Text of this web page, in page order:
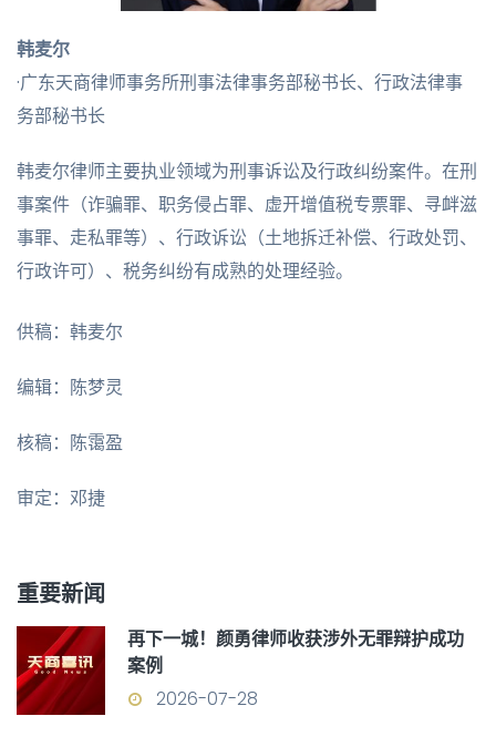
韩麦尔
·广东天商律师事务所刑事法律事务部秘书长、行政法律事
务部秘书长
韩麦尔律师主要执业领域为刑事诉讼及行政纠纷案件。在刑
事案件（诈骗罪、职务侵占罪、虚开增值税专票罪、寻衅滋
事罪、走私罪等）、行政诉讼（土地拆迁补偿、行政处罚、
行政许可）、税务纠纷有成熟的处理经验。
供稿：韩麦尔
编辑：陈梦灵
核稿：陈霭盈
审定：邓捷
重要新闻
再下一城！颜勇律师收获涉外无罪辩护成功
案例
2026-07-28